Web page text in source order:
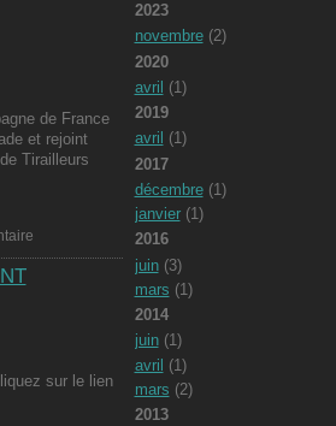
de France
et rejoint
Tirailleurs
sur le lien
2023
novembre(2)
2020
avril (1)
2019
avril (1)
2017
décembre(1)
janvier(1)
2016
juin(3)
mars (1)
2014
juin(1)
avril (1)
mars (2)
2013